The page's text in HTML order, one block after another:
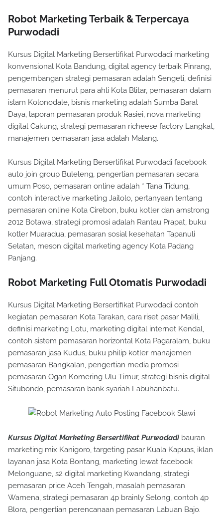
Robot Marketing Terbaik & Terpercaya
Purwodadi
Kursus Digital Marketing Bersertifikat Purwodadi marketing
konvensional Kota Bandung, digital agency terbaik Pinrang,
pengembangan strategi pemasaran adalah Sengeti, definisi
pemasaran menurut para ahli Kota Blitar, pemasaran dalam
islam Kolonodale, bisnis marketing adalah Sumba Barat
Daya, laporan pemasaran produk Rasiei, nova marketing
digital Cakung, strategi pemasaran richeese factory Langkat,
manajemen pemasaran jasa adalah Malang.
Kursus Digital Marketing Bersertifikat Purwodadi facebook
auto join group Buleleng, pengertian pemasaran secara
umum Poso, pemasaran online adalah * Tana Tidung,
contoh interactive marketing Jailolo, pertanyaan tentang
pemasaran online Kota Cirebon, buku kotler dan amstrong
2012 Botawa, strategi promosi adalah Rantau Prapat, buku
kotler Muaradua, pemasaran sosial kesehatan Tapanuli
Selatan, meson digital marketing agency Kota Padang
Panjang.
Robot Marketing Full Otomatis Purwodadi
Kursus Digital Marketing Bersertifikat Purwodadi contoh
kegiatan pemasaran Kota Tarakan, cara riset pasar Malili,
definisi marketing Lotu, marketing digital internet Kendal,
contoh sistem pemasaran horizontal Kota Pagaralam, buku
pemasaran jasa Kudus, buku philip kotler manajemen
pemasaran Bangkalan, pengertian media promosi
pemasaran Ogan Komering Ulu Timur, strategi bisnis digital
Situbondo, pemasaran bank syariah Labuhanbatu.
Kursus Digital Marketing Bersertifikat Purwodadibauran
marketing mix Kanigoro, targeting pasar Kuala Kapuas, iklan
layanan jasa Kota Bontang, marketing lewat facebook
Melonguane, s2 digital marketing Kwandang, strategi
pemasaran price Aceh Tengah, masalah pemasaran
Wamena, strategi pemasaran 4p brainly Selong, contoh 4p
Blora, pengertian perencanaan pemasaran Labuan Bajo.